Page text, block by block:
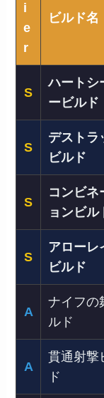
i
e
r
ビルド名
S
ハートシ
ービルド
S
デストラ
ビルド
S
コンビネ
ョンビル
S
アローレ
ビルド
A
ナイフの
ルド
A
貫通射撃
ド